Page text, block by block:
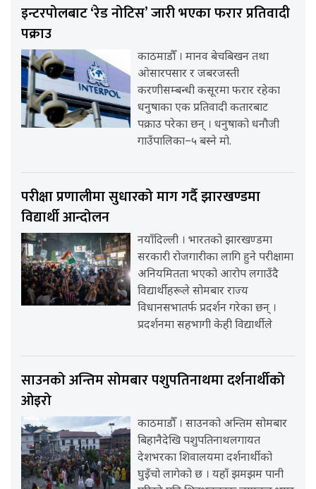
इन्टरपोलबाट ‘रेड नोटिस’ जारी भएका फरार प्रतिवादी
पक्राउ
काठमाडौँ । मानव बेचबिखन तथा
ओसारपसार र जबरजस्ती
करणीसम्बन्धी कसूरमा फरार रहेका
धनुषाका एक प्रतिवादी कतारबाट
पक्राउ परेका छन् । धनुषाको धनौजी
गाउँपालिका–५ बस्ने मो.
परीक्षा प्रणालीमा सुधारको माग गर्दै झारखण्डमा
विद्यार्थी आन्दोलन
नयाँदिल्ली । भारतको झारखण्डमा
सरकारी रोजगारीका लागि हुने परीक्षामा
अनियमितता भएको आरोप लगाउँदै
विद्यार्थीहरूले सोमबार राज्य
विधानसभातर्फ प्रदर्शन गरेका छन् ।
प्रदर्शनमा सहभागी केही विद्यार्थीले
साउनको अन्तिम सोमबार पशुपतिनाथमा दर्शनार्थीको
ओइरो
काठमाडौँ । साउनको अन्तिम सोमबार
बिहानैदेखि पशुपतिनाथलगायत
देशभरका शिवालयमा दर्शनार्थीको
घुइँचो लागेको छ । यहाँ झमझम पानी